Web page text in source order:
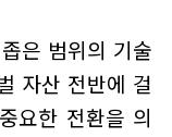
은 범위의 기술
자산 전반에 걸
요한 전환을 의